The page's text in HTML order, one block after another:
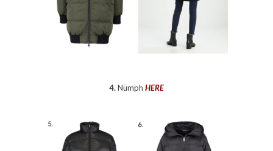
4.Nümph HERE